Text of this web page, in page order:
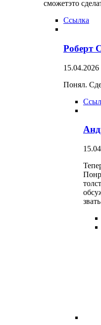
сможетэто
Ссылка
Роберт
15.04.2026
Понял.